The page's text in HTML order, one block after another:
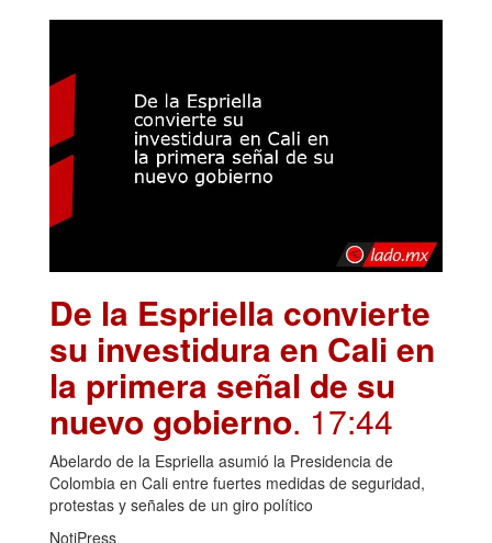
De la Espriella convierte
su investidura en Cali en
la primera señal de su
nuevo gobierno. 17:44
Abelardo de la Espriella asumió la Presidencia de
Colombia en Cali entre fuertes medidas de seguridad,
protestas y señales de un giro político
NotiPress